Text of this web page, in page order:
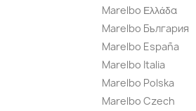
Marelbo Ελλάδα
Marelbo България
Marelbo España
Marelbo Italia
Marelbo Polska
Marelbo Czech